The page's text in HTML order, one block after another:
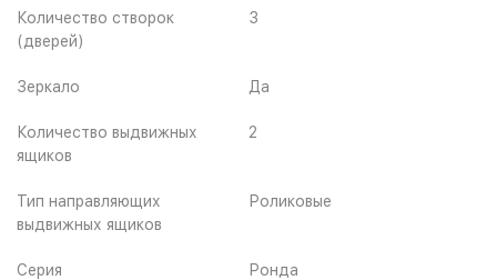
Количество створок
(дверей)
3
Зеркало Да
Количество выдвижных
ящиков
2
Тип направляющих
выдвижных ящиков
Роликовые
Серия Ронда